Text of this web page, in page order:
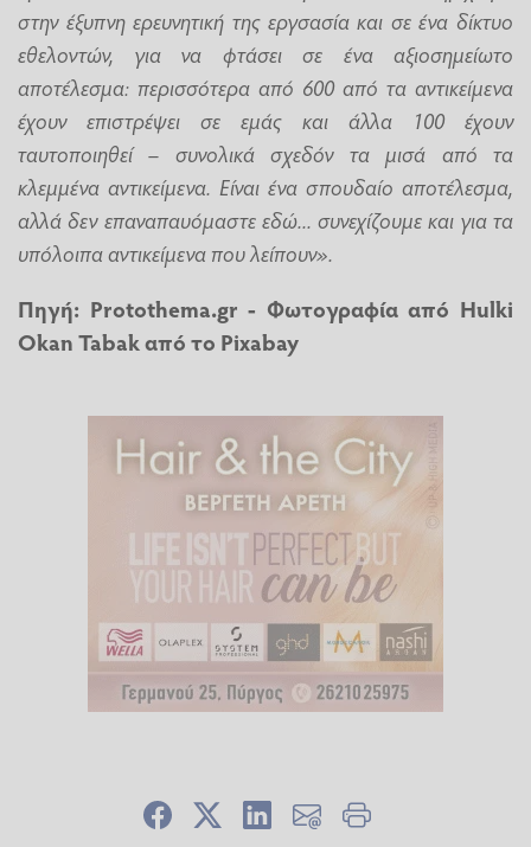
στην έξυπνη ερευνητική της εργσασία και σε ένα δίκτυο
εθελοντών, για να φτάσει σε ένα αξιοσημείωτο
αποτέλεσμα: περισσότερα από 600 από τα αντικείμενα
έχουν επιστρέψει σε εμάς και άλλα 100 έχουν
ταυτοποιηθεί – συνολικά σχεδόν τα μισά από τα
κλεμμένα αντικείμενα. Είναι ένα σπουδαίο αποτέλεσμα,
αλλά δεν επαναπαυόμαστε εδώ... συνεχίζουμε και για τα
υπόλοιπα αντικείμενα που λείπουν».
Πηγή: Protothema.gr - Φωτογραφία από Hulki
Okan Tabakαπό το Pixabay